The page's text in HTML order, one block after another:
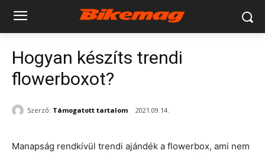
Hogyan készíts trendi
flowerboxot?
Szerző: Támogatott tartalom 2021.09.14.
Manapság rendkívül trendi ajándék a flowerbox, ami nem